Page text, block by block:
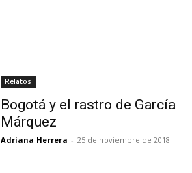
Relatos
Bogotá y el rastro de García
Márquez
Adriana Herrera - 25 de noviembre de 2018